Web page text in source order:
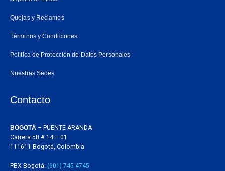
Quejas y Reclamos
Términos y Condiciones
Política de Protección de Datos Personales
Nuestras Sedes
Contacto
BOGOTÁ – PUENTE ARANDA
Carrera 58 # 14 – 01
111611 Bogotá, Colombia
PBX Bogotá: (601) 745 4745